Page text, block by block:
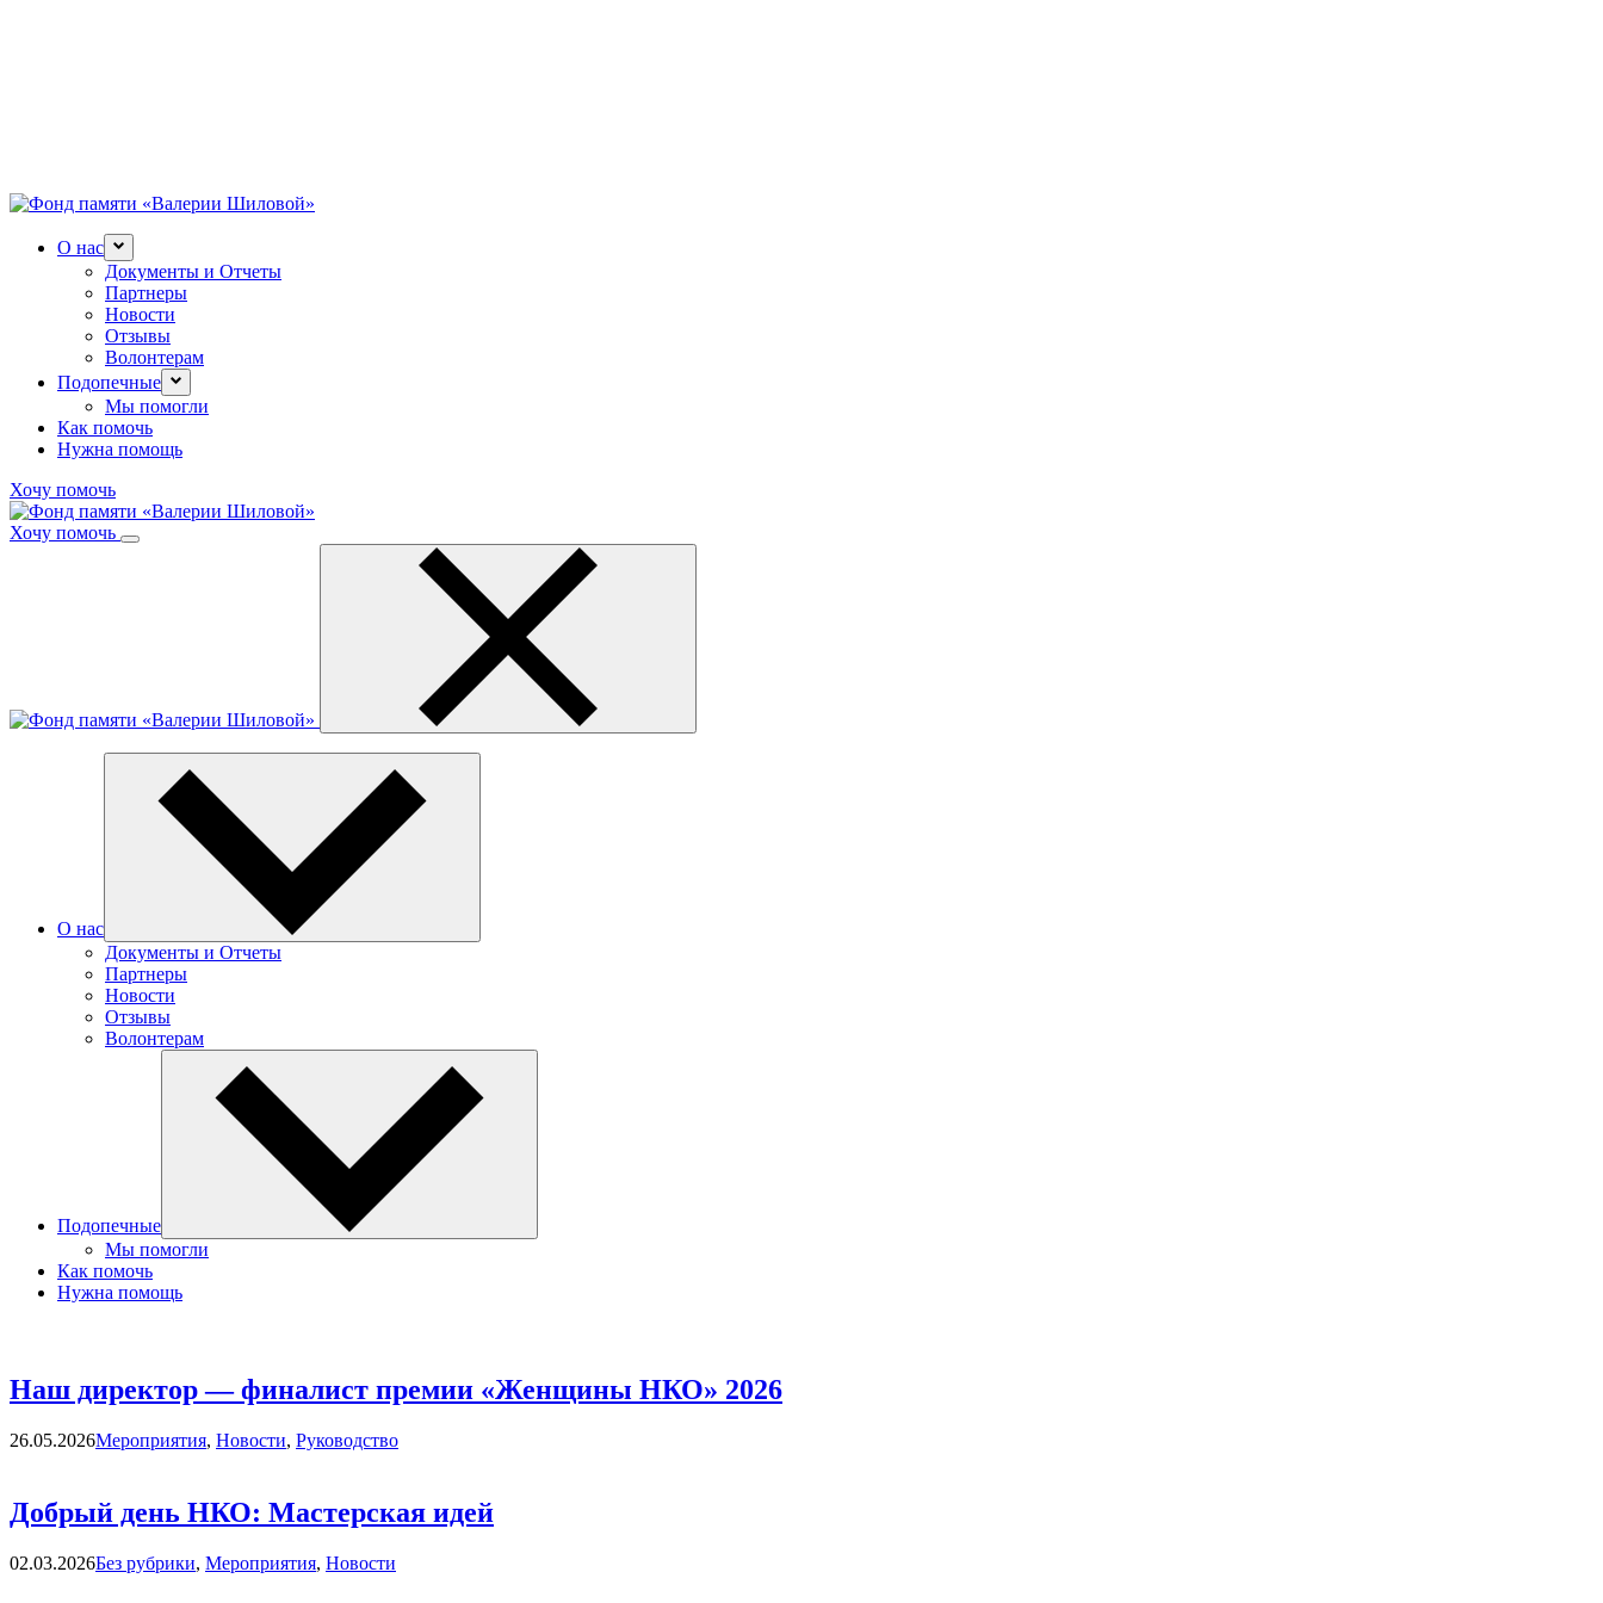
О нас
Документы и Отчеты
Партнеры
Новости
Отзывы
Волонтерам
Подопечные
Мы помогли
Как помочь
Нужна помощь
Хочу помочь
Хочу помочь
О нас
Документы и Отчеты
Партнеры
Новости
Отзывы
Волонтерам
Подопечные
Мы помогли
Как помочь
Нужна помощь
Наш директор — финалист премии «Женщины НКО» 2026
26.05.2026Категории
Мероприятия, Новости, Руководство
Добрый день НКО: Мастерская идей
02.03.2026Категории
Без рубрики, Мероприятия, Новости